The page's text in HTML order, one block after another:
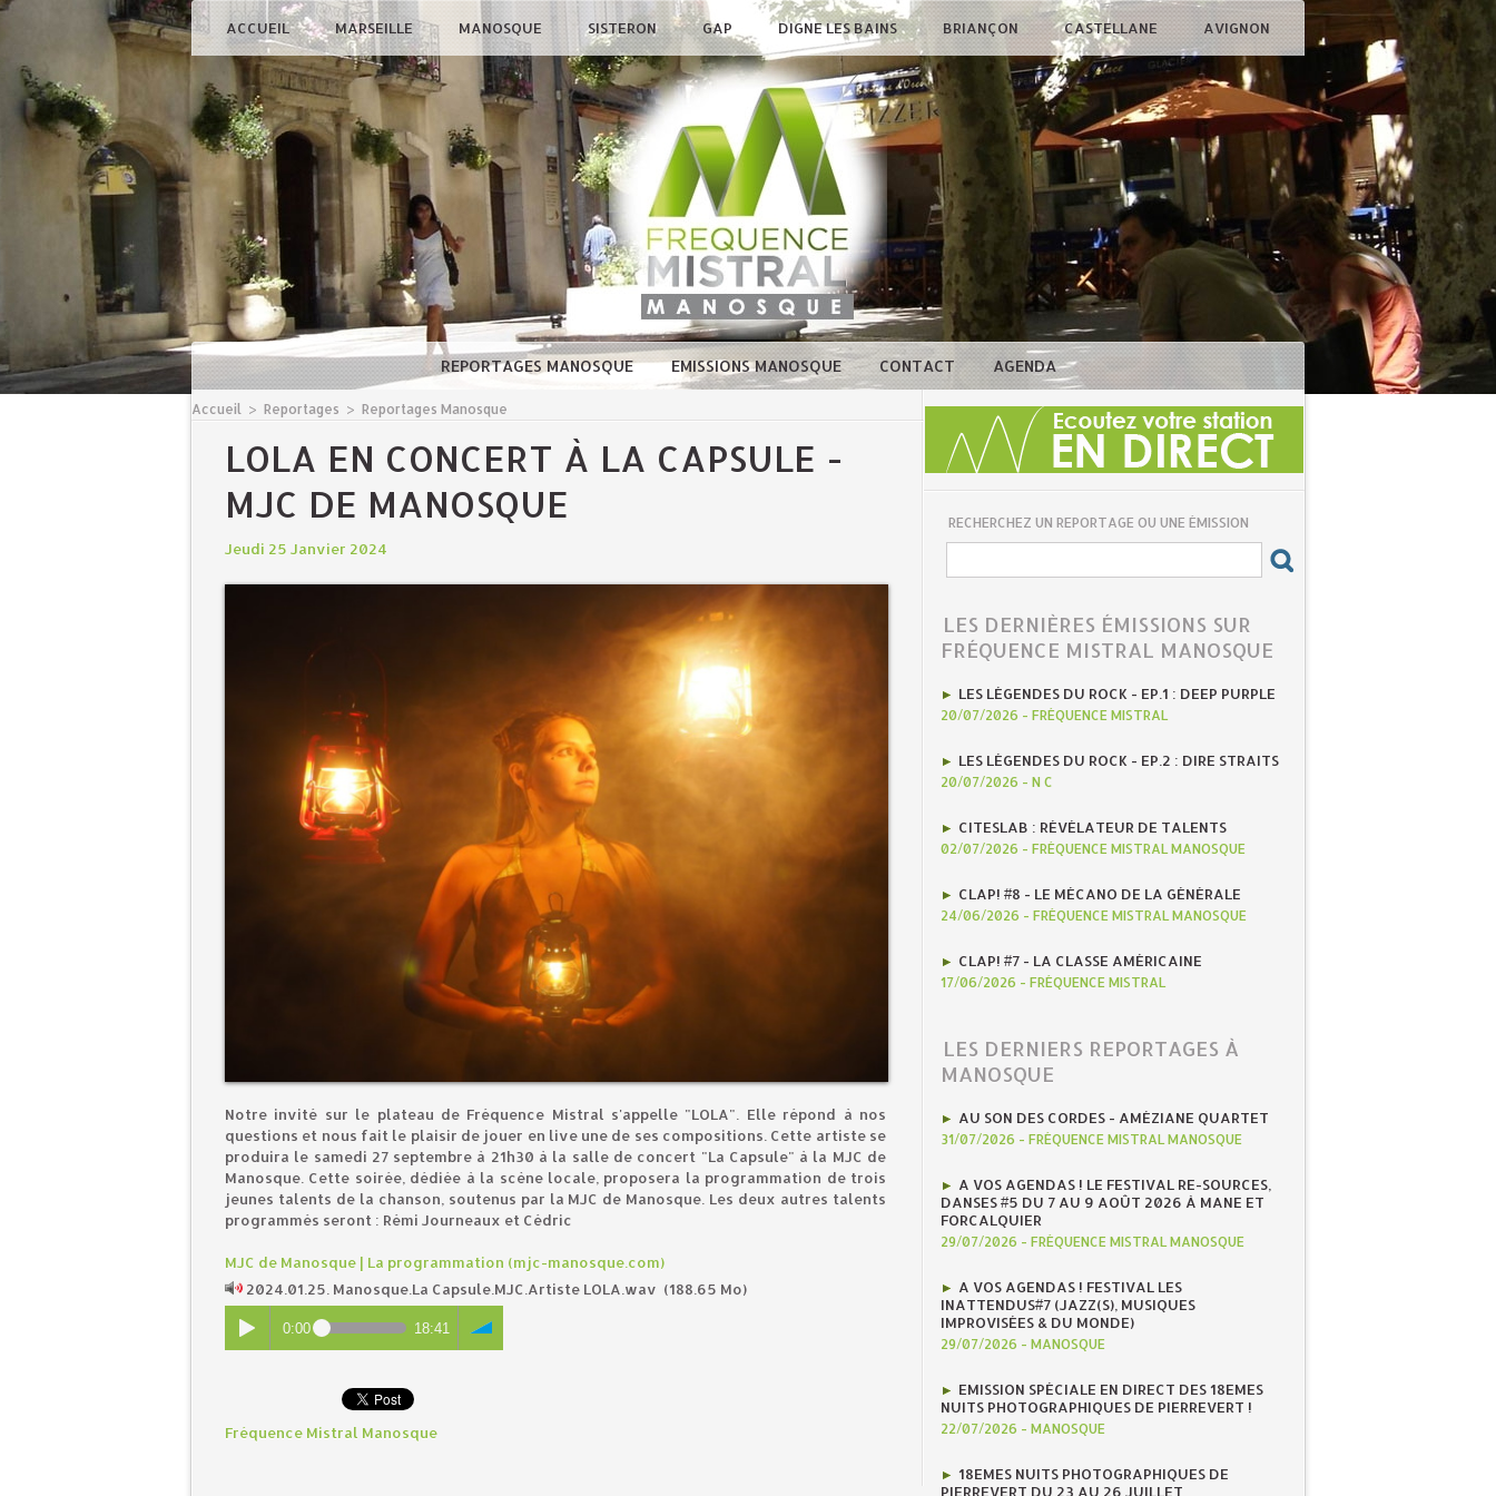
ACCUEIL MARSEILLE MANOSQUE SISTERON GAP DIGNE LES BAINS BRIANÇON CASTELLANE AVIGNON
REPORTAGES MANOSQUE EMISSIONS MANOSQUE CONTACT AGENDA
Accueil > Reportages > Reportages Manosque
LOLA EN CONCERT À LA CAPSULE -
MJC DE MANOSQUE
Jeudi 25 Janvier 2024
Notre invité sur le plateau de Fréquence Mistral s'appelle "LOLA". Elle répond à nos
questions et nous fait le plaisir de jouer en live une de ses compositions. Cette artiste se
produira le samedi 27 septembre à 21h30 à la salle de concert "La Capsule" à la MJC de
Manosque. Cette soirée, dédiée à la scène locale, proposera la programmation de trois
jeunes talents de la chanson, soutenus par la MJC de Manosque. Les deux autres talents
programmés seront : Rémi Journeaux et Cédric
MJC de Manosque | La programmation (mjc-manosque.com)
2024.01.25. Manosque.La Capsule.MJC.Artiste LOLA.wav (188.65 Mo)
0:00 18:41
Fréquence Mistral Manosque
RECHERCHEZ UN REPORTAGE OU UNE ÉMISSION
LES DERNIÈRES ÉMISSIONS SUR
FRÉQUENCE MISTRAL MANOSQUE
LES LÉGENDES DU ROCK - EP.1 : DEEP PURPLE
20/07/2026 - FRÉQUENCE MISTRAL
LES LÉGENDES DU ROCK - EP.2 : DIRE STRAITS
20/07/2026 - N C
CITESLAB : RÉVÉLATEUR DE TALENTS
02/07/2026 - FRÉQUENCE MISTRAL MANOSQUE
CLAP! #8 - LE MÉCANO DE LA GÉNÉRALE
24/06/2026 - FRÉQUENCE MISTRAL MANOSQUE
CLAP! #7 - LA CLASSE AMÉRICAINE
17/06/2026 - FRÉQUENCE MISTRAL
LES DERNIERS REPORTAGES À
MANOSQUE
AU SON DES CORDES - AMÉZIANE QUARTET
31/07/2026 - FRÉQUENCE MISTRAL MANOSQUE
A VOS AGENDAS ! LE FESTIVAL RE-SOURCES,
DANSES #5 DU 7 AU 9 AOÛT 2026 À MANE ET
FORCALQUIER
29/07/2026 - FRÉQUENCE MISTRAL MANOSQUE
A VOS AGENDAS ! FESTIVAL LES
INATTENDUS#7 (JAZZ(S), MUSIQUES
IMPROVISÉES & DU MONDE)
29/07/2026 - MANOSQUE
EMISSION SPÉCIALE EN DIRECT DES 18EMES
NUITS PHOTOGRAPHIQUES DE PIERREVERT !
22/07/2026 - MANOSQUE
18EMES NUITS PHOTOGRAPHIQUES DE
PIERREVERT DU 23 AU 26 JUILLET